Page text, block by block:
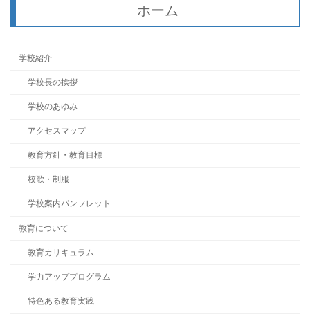
ホーム
学校紹介
学校長の挨拶
学校のあゆみ
アクセスマップ
教育方針・教育目標
校歌・制服
学校案内パンフレット
教育について
教育カリキュラム
学力アッププログラム
特色ある教育実践